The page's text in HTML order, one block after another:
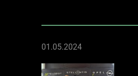
01.05.2024